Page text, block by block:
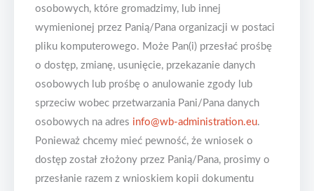
osobowych, które gromadzimy, lub innej
wymienionej przez Panią/Pana organizacji w postaci
pliku komputerowego. Może Pan(i) przesłać prośbę
o dostęp, zmianę, usunięcie, przekazanie danych
osobowych lub prośbę o anulowanie zgody lub
sprzeciw wobec przetwarzania Pani/Pana danych
osobowych na adres info@wb-administration.eu.
Ponieważ chcemy mieć pewność, że wniosek o
dostęp został złożony przez Panią/Pana, prosimy o
przesłanie razem z wnioskiem kopii dokumentu